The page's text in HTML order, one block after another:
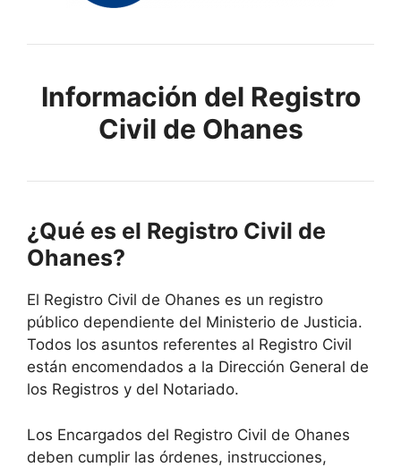
Información del Registro
Civil de Ohanes
¿Qué es el Registro Civil de
Ohanes?
El Registro Civil de Ohanes es un registro
público dependiente del Ministerio de Justicia.
Todos los asuntos referentes al Registro Civil
están encomendados a la Dirección General de
los Registros y del Notariado.
Los Encargados del Registro Civil de Ohanes
deben cumplir las órdenes, instrucciones,